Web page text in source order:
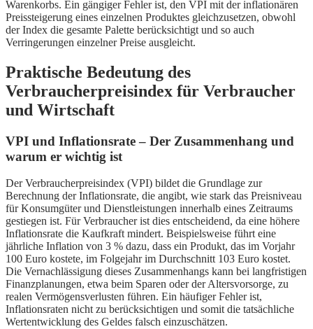
Warenkorbs. Ein gängiger Fehler ist, den VPI mit der inflationären
Preissteigerung eines einzelnen Produktes gleichzusetzen, obwohl
der Index die gesamte Palette berücksichtigt und so auch
Verringerungen einzelner Preise ausgleicht.
Praktische Bedeutung des
Verbraucherpreisindex für Verbraucher
und Wirtschaft
VPI und Inflationsrate – Der Zusammenhang und
warum er wichtig ist
Der Verbraucherpreisindex (VPI) bildet die Grundlage zur
Berechnung der Inflationsrate, die angibt, wie stark das Preisniveau
für Konsumgüter und Dienstleistungen innerhalb eines Zeitraums
gestiegen ist. Für Verbraucher ist dies entscheidend, da eine höhere
Inflationsrate die Kaufkraft mindert. Beispielsweise führt eine
jährliche Inflation von 3 % dazu, dass ein Produkt, das im Vorjahr
100 Euro kostete, im Folgejahr im Durchschnitt 103 Euro kostet.
Die Vernachlässigung dieses Zusammenhangs kann bei langfristigen
Finanzplanungen, etwa beim Sparen oder der Altersvorsorge, zu
realen Vermögensverlusten führen. Ein häufiger Fehler ist,
Inflationsraten nicht zu berücksichtigen und somit die tatsächliche
Wertentwicklung des Geldes falsch einzuschätzen.